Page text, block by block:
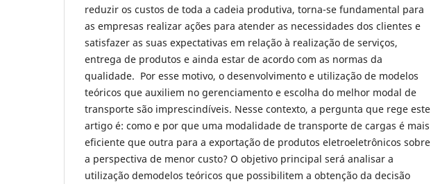
reduzir os custos de toda a cadeia produtiva, torna-se fundamental para
as empresas realizar ações para atender as necessidades dos clientes e
satisfazer as suas expectativas em relação à realização de serviços,
entrega de produtos e ainda estar de acordo com as normas da
qualidade. Por esse motivo, o desenvolvimento e utilização de modelos
teóricos que auxiliem no gerenciamento e escolha do melhor modal de
transporte são imprescindíveis. Nesse contexto, a pergunta que rege este
artigo é: como e por que uma modalidade de transporte de cargas é mais
eficiente que outra para a exportação de produtos eletroeletrônicos sobre
a perspectiva de menor custo? O objetivo principal será analisar a
utilização demodelos teóricos que possibilitem a obtenção da decisão